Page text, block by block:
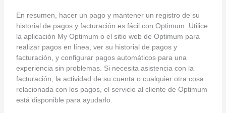
En resumen, hacer un pago y mantener un registro de su
historial de pagos y facturación es fácil con Optimum. Utilice
la aplicación My Optimum o el sitio web de Optimum para
realizar pagos en línea, ver su historial de pagos y
facturación, y configurar pagos automáticos para una
experiencia sin problemas. Si necesita asistencia con la
facturación, la actividad de su cuenta o cualquier otra cosa
relacionada con los pagos, el servicio al cliente de Optimum
está disponible para ayudarlo.